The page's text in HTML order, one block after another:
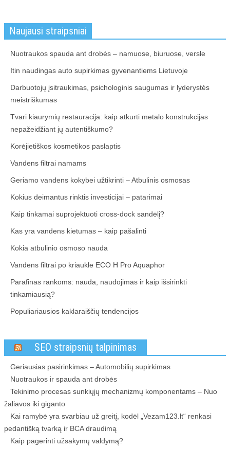
Naujausi straipsniai
Nuotraukos spauda ant drobės – namuose, biuruose, versle
Itin naudingas auto supirkimas gyvenantiems Lietuvoje
Darbuotojų įsitraukimas, psichologinis saugumas ir lyderystės
meistriškumas
Tvari kiaurymių restauracija: kaip atkurti metalo konstrukcijas
nepažeidžiant jų autentiškumo?
Korėjietiškos kosmetikos paslaptis
Vandens filtrai namams
Geriamo vandens kokybei užtikrinti – Atbulinis osmosas
Kokius deimantus rinktis investicijai – patarimai
Kaip tinkamai suprojektuoti cross-dock sandėlį?
Kas yra vandens kietumas – kaip pašalinti
Kokia atbulinio osmoso nauda
Vandens filtrai po kriaukle ECO H Pro Aquaphor
Parafinas rankoms: nauda, naudojimas ir kaip išsirinkti
tinkamiausią?
Populiariausios kaklaraiščių tendencijos
SEO straipsnių talpinimas
Geriausias pasirinkimas – Automobilių supirkimas
Nuotraukos ir spauda ant drobės
Tekinimo procesas sunkiųjų mechanizmų komponentams – Nuo
žaliavos iki giganto
Kai ramybė yra svarbiau už greitį, kodėl „Vezam123.lt“ renkasi
pedantišką tvarką ir BCA draudimą
Kaip pagerinti užsakymų valdymą?